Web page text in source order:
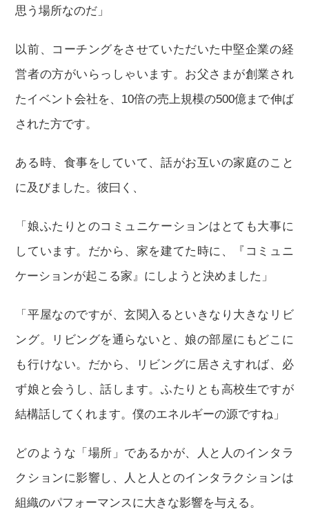
思う場所なのだ」
以前、コーチングをさせていただいた中堅企業の経
営者の方がいらっしゃいます。お父さまが創業され
たイベント会社を、10倍の売上規模の500億まで伸ば
された方です。
ある時、食事をしていて、話がお互いの家庭のこと
に及びました。彼曰く、
「娘ふたりとのコミュニケーションはとても大事に
しています。だから、家を建てた時に、『コミュニ
ケーションが起こる家』にしようと決めました」
「平屋なのですが、玄関入るといきなり大きなリビ
ング。リビングを通らないと、娘の部屋にもどこに
も行けない。だから、リビングに居さえすれば、必
ず娘と会うし、話します。ふたりとも高校生ですが
結構話してくれます。僕のエネルギーの源ですね」
どのような「場所」であるかが、人と人のインタラ
クションに影響し、人と人とのインタラクションは
組織のパフォーマンスに大きな影響を与える。